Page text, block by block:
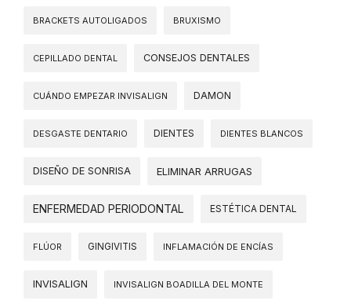
BRACKETS AUTOLIGADOS BRUXISMO
CEPILLADO DENTAL CONSEJOS DENTALES
CUÁNDO EMPEZAR INVISALIGN DAMON
DESGASTE DENTARIO DIENTES DIENTES BLANCOS
DISEÑO DE SONRISA ELIMINAR ARRUGAS
ENFERMEDAD PERIODONTAL ESTÉTICA DENTAL
FLÚOR GINGIVITIS INFLAMACIÓN DE ENCÍAS
INVISALIGN INVISALIGN BOADILLA DEL MONTE